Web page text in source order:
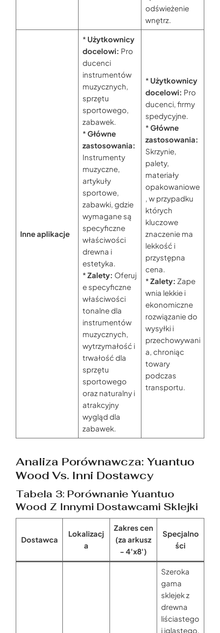
odświeżenie
wnętrz.
Inne aplikacje
* Użytkownicy
docelowi: Pro
ducenci
instrumentów
muzycznych,
sprzętu
sportowego,
zabawek.
*Główne
zastosowania:
Instrumenty
muzyczne,
artykuły
sportowe,
zabawki, gdzie
wymagane są
specyficzne
właściwości
drewna i
estetyka.
*Zalety: Oferuj
e specyficzne
właściwości
tonalne dla
instrumentów
muzycznych,
wytrzymałość i
trwałość dla
sprzętu
sportowego
oraz naturalny i
atrakcyjny
wygląd dla
zabawek.
* Użytkownicy
docelowi: Pro
ducenci, firmy
spedycyjne.
*Główne
zastosowania:
Skrzynie,
palety,
materiały
opakowaniowe
, w przypadku
których
kluczowe
znaczenie ma
lekkość i
przystępna
cena.
*Zalety: Zape
wnia lekkie i
ekonomiczne
rozwiązanie do
wysyłki i
przechowywani
a, chroniąc
towary
podczas
transportu.
Analiza Porównawcza: Yuantuo
Wood Vs. Inni Dostawcy
Tabela 3: Porównanie Yuantuo
Wood Z Innymi Dostawcami Sklejki
Dostawca
Lokalizacj
a
Zakres cen
(za arkusz
- 4'x8')
Specjalno
ści
Szeroka
gama
sklejek z
drewna
liściastego
i iglastego,